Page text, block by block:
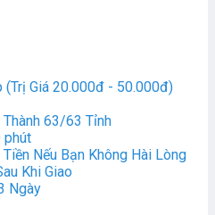
(Trị Giá 20.000đ - 50.000đ)
63/63 Tỉnh
phút
Nếu Bạn Không Hài Lòng
Khi Giao
Ngày